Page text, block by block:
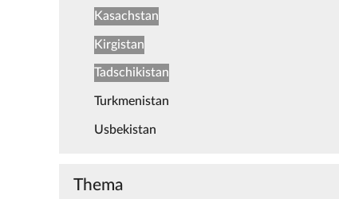
Kasachstan
Kirgistan
Tadschikistan
Turkmenistan
Usbekistan
Thema